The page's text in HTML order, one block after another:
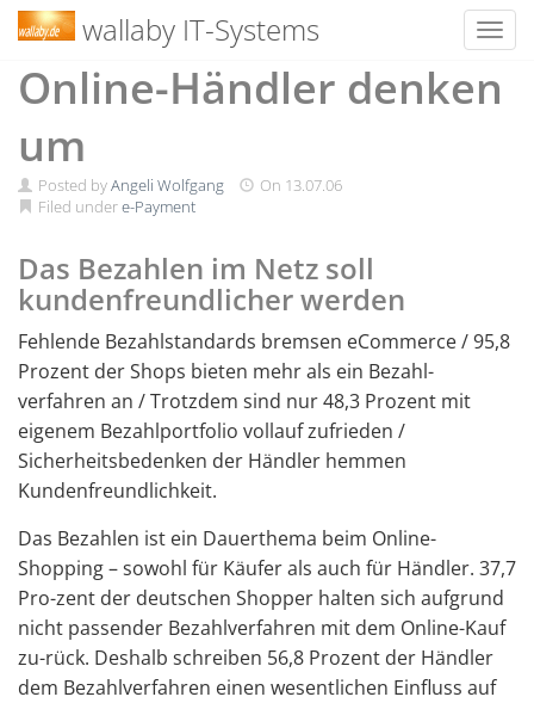
Skip
wallaby IT-Systems
Online-Händler denken
um
Posted byAngeli Wolfgang On 13.07.06
Filed undere-Payment
Das Bezahlen im Netz soll
kundenfreundlicher werden
Fehlende Bezahlstandards bremsen eCommerce / 95,8
Prozent der Shops bieten mehr als ein Bezahl-
verfahren an / Trotzdem sind nur 48,3 Prozent mit
eigenem Bezahlportfolio vollauf zufrieden /
Sicherheitsbedenken der Händler hemmen
Kundenfreundlichkeit.
Das Bezahlen ist ein Dauerthema beim Online-
Shopping – sowohl für Käufer als auch für Händler. 37,7
Pro-zent der deutschen Shopper halten sich aufgrund
nicht passender Bezahlverfahren mit dem Online-Kauf
zu-rück. Deshalb schreiben 56,8 Prozent der Händler
dem Bezahlverfahren einen wesentlichen Einfluss auf